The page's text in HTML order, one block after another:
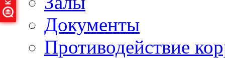
Документы
Противодействие